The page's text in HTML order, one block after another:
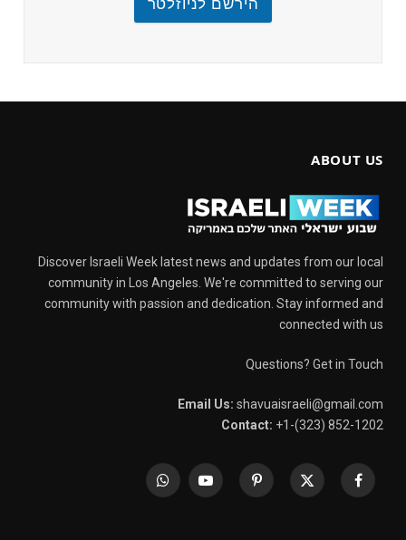
הירשם לניוזלטר
ABOUT US
Discover Israeli Week latest news and updates from our local
community in Los Angeles. We're committed to serving our
community with passion and dedication. Stay informed and
connected with us
Questions? Get in Touch
Email Us: shavuaisraeli@gmail.com
Contact: +1-(323) 852-1202
Facebook
X
Pinterest
YouTube
WhatsApp